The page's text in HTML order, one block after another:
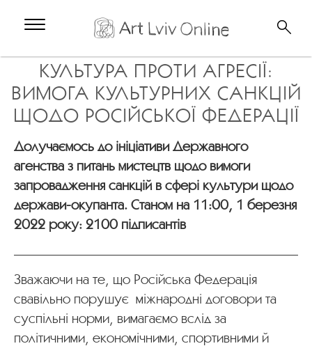
КУЛЬТУРА ПРОТИ АГРЕСІЇ:
ВИМОГА КУЛЬТУРНИХ САНКЦІЙ
ЩОДО РОСІЙСЬКОЇ ФЕДЕРАЦІЇ
Долучаємось до ініціативи Державного
агенства з питань мистецтв щодо вимоги
запровадження санкцій в сфері культури щодо
держави-окупанта. Станом на 11:00, 1 березня
2022 року: 2100 підписантів
Зважаючи на те, що Російська Федерація
свавільно порушує міжнародні договори та
суспільні норми, вимагаємо вслід за
політичними, економічними, спортивними й